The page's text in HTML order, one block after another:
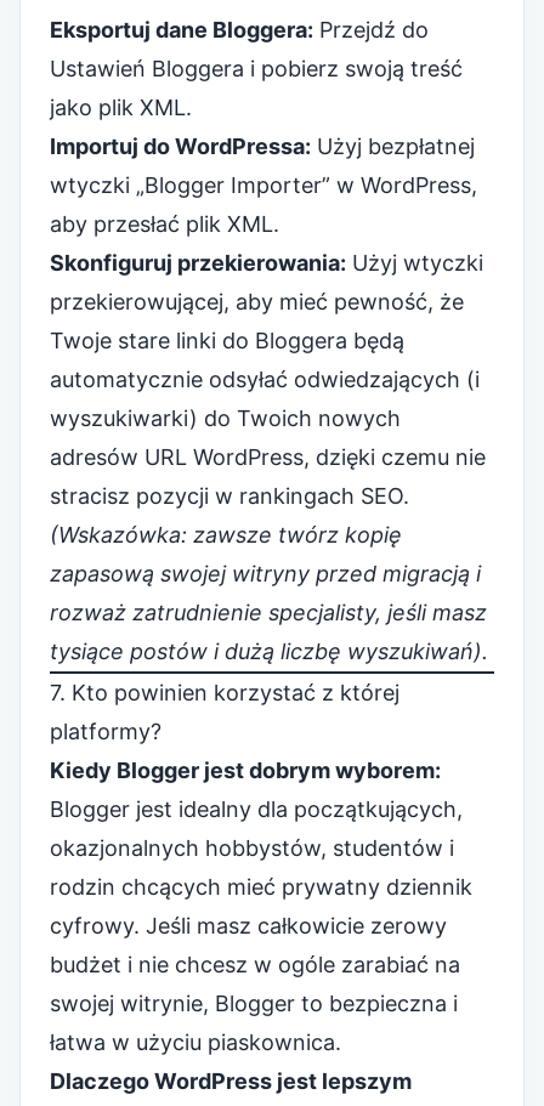
Eksportuj dane Bloggera: Przejdź do
Ustawień Bloggera i pobierz swoją treść
jako plik XML.
Importuj do WordPressa: Użyj bezpłatnej
wtyczki „Blogger Importer” w WordPress,
aby przesłać plik XML.
Skonfiguruj przekierowania: Użyj wtyczki
przekierowującej, aby mieć pewność, że
Twoje stare linki do Bloggera będą
automatycznie odsyłać odwiedzających (i
wyszukiwarki) do Twoich nowych
adresów URL WordPress, dzięki czemu nie
stracisz pozycji w rankingach SEO.
(Wskazówka: zawsze twórz kopię
zapasową swojej witryny przed migracją i
rozważ zatrudnienie specjalisty, jeśli masz
tysiące postów i dużą liczbę wyszukiwań).
7. Kto powinien korzystać z której
platformy?
Kiedy Blogger jest dobrym wyborem:
Blogger jest idealny dla początkujących,
okazjonalnych hobbystów, studentów i
rodzin chcących mieć prywatny dziennik
cyfrowy. Jeśli masz całkowicie zerowy
budżet i nie chcesz w ogóle zarabiać na
swojej witrynie, Blogger to bezpieczna i
łatwa w użyciu piaskownica.
Dlaczego WordPress jest lepszym